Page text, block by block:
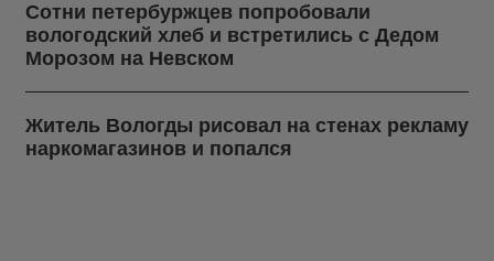
Сотни петербуржцев попробовали
вологодский хлеб и встретились с Дедом
Морозом на Невском
Житель Вологды рисовал на стенах рекламу
наркомагазинов и попался